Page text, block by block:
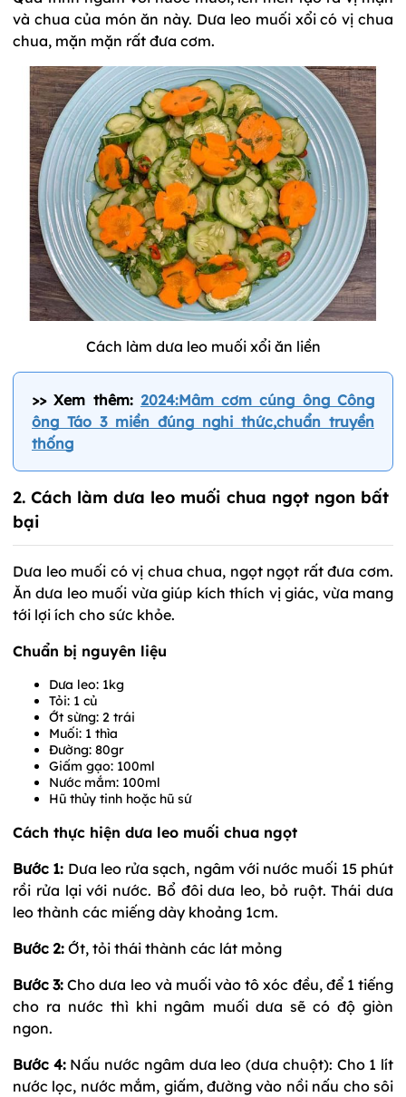
và chua của món ăn này. Dưa leo muối xổi có vị chua
chua, mặn mặn rất đưa cơm.
Cách làm dưa leo muối xổi ăn liền
>> Xem thêm: 2024:Mâm cơm cúng ông Công
ông Táo 3 miền đúng nghi thức,chuẩn truyền
thống
2. Cách làm dưa leo muối chua ngọt ngon bất
bại
Dưa leo muối có vị chua chua, ngọt ngọt rất đưa cơm.
Ăn dưa leo muối vừa giúp kích thích vị giác, vừa mang
tới lợi ích cho sức khỏe.
Chuẩn bị nguyên liệu
Dưa leo: 1kg
Tỏi: 1 củ
Ớt sừng: 2 trái
Muối: 1 thìa
Đường: 80gr
Giấm gạo: 100ml
Nước mắm: 100ml
Hũ thủy tinh hoặc hũ sứ
Cách thực hiện dưa leo muối chua ngọt
Bước 1: Dưa leo rửa sạch, ngâm với nước muối 15 phút
rồi rửa lại với nước. Bổ đôi dưa leo, bỏ ruột. Thái dưa
leo thành các miếng dày khoảng 1cm.
Bước 2: Ớt, tỏi thái thành các lát mỏng
Bước 3: Cho dưa leo và muối vào tô xóc đều, để 1 tiếng
cho ra nước thì khi ngâm muối dưa sẽ có độ giòn
ngon.
Bước 4:Nấu nước ngâm dưa leo (dưa chuột): Cho 1 lít
nước lọc, nước mắm, giấm, đường vào nồi nấu cho sôi